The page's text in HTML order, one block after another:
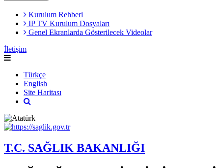
Kurulum Rehberi
IP TV Kurulum Dosyaları
Genel Ekranlarda Gösterilecek Videolar
İletişim
Türkçe
English
Site Haritası
T.C. SAĞLIK BAKANLIĞI